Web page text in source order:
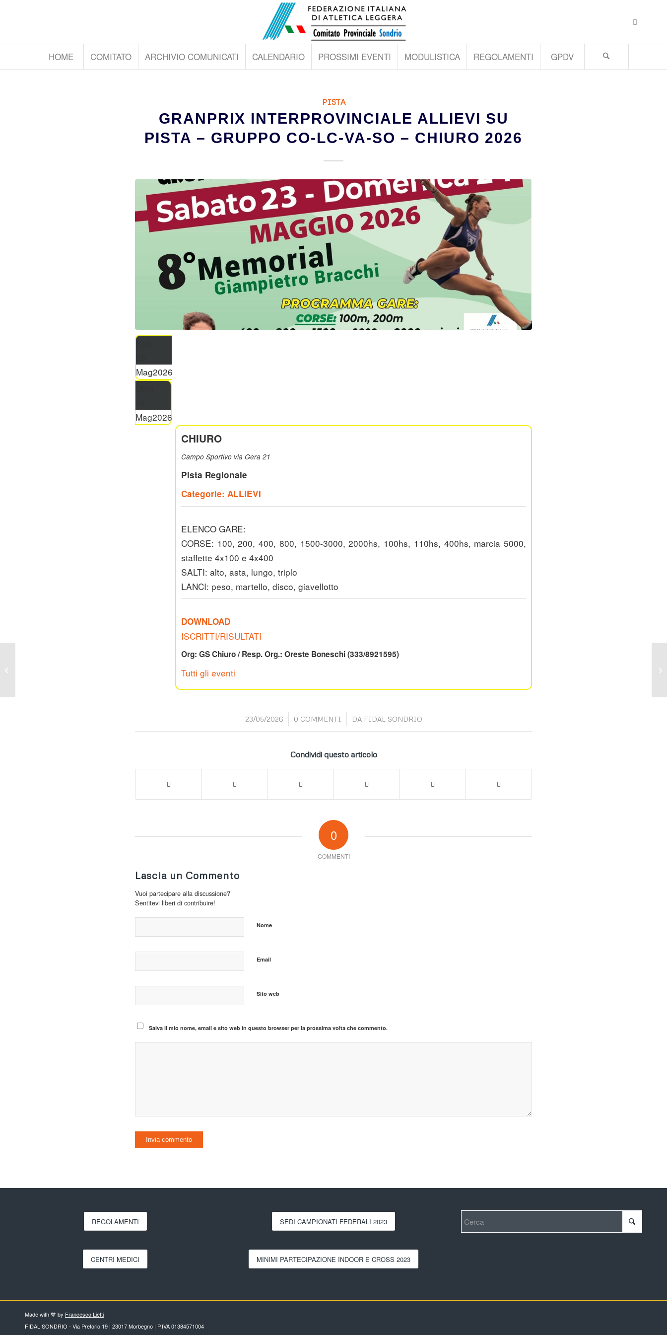
HOME COMITATO ARCHIVIO COMUNICATI CALENDARIO PROSSIMI EVENTI MODULISTICA REGOLAMENTI GPDV
PISTA
GRANPRIX INTERPROVINCIALE ALLIEVI SU
PISTA – GRUPPO CO-LC-VA-SO – CHIURO 2026
Sab
Mag2026
Mag2026
CHIURO
Campo Sportivo via Gera 21
Pista Regionale
Categorie: ALLIEVI
ELENCO GARE:
CORSE: 100, 200, 400, 800, 1500-3000, 2000hs, 100hs, 110hs, 400hs, marcia 5000,
staffette 4x100 e 4x400
SALTI: alto, asta, lungo, triplo
LANCI: peso, martello, disco, giavellotto
DOWNLOAD
ISCRITTI/RISULTATI
Org: GS Chiuro / Resp. Org.: Oreste Boneschi (333/8921595)
Tutti gli eventi
23/05/2026
/ 0 COMMENTI
/ DA FIDAL SONDRIO
Condividi questo articolo
0
COMMENTI
Lascia un Commento
Vuoi partecipare alla discussione?
Sentitevi liberi di contribuire!
Nome
Email
Sito web
Salva il mio nome, email e sito web in questo browser per la prossima volta che commento.
REGOLAMENTI
CENTRI MEDICI
SEDI CAMPIONATI FEDERALI 2023
MINIMI PARTECIPAZIONE INDOOR E CROSS 2023
Made with 💙 by Francesco Lietti
FIDAL SONDRIO - Via Pretorio 19 | 23017 Morbegno | P.IVA 01384571004